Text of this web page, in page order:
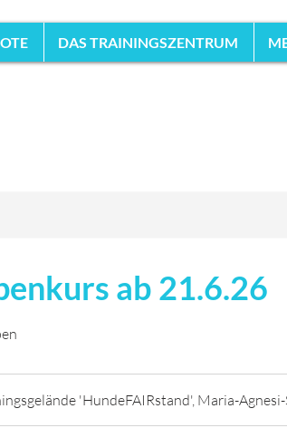
DAS TRAININGSZENTRUM
ab 21.6.26
'HundeFAIRstand', Maria-